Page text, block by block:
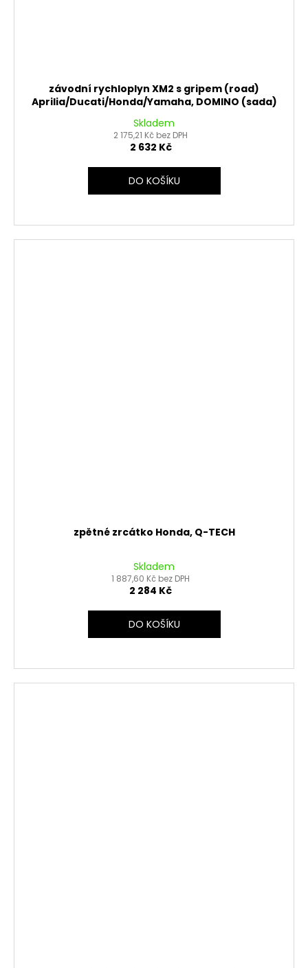
závodní rychloplyn XM2 s gripem (road)
Aprilia/Ducati/Honda/Yamaha, DOMINO (sada)
Skladem
2 175,21 Kč bez DPH
2 632 Kč
DO KOŠÍKU
zpětné zrcátko Honda, Q-TECH
Skladem
1 887,60 Kč bez DPH
2 284 Kč
DO KOŠÍKU